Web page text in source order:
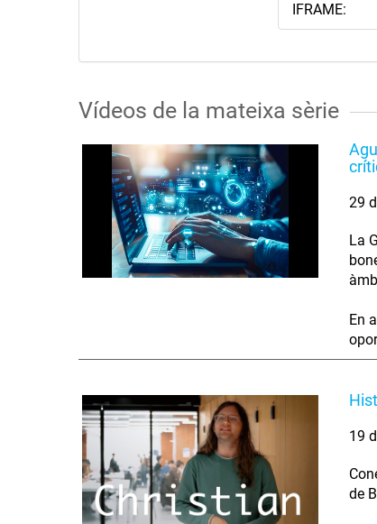
IFRAME:
Vídeos de la mateixa sèrie
29
La
En
19
de